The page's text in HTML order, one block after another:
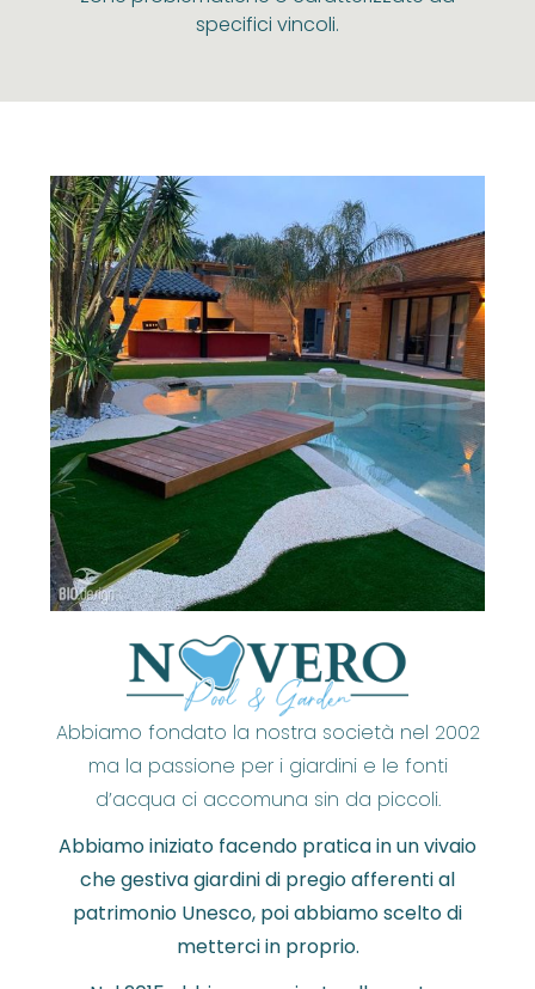
specifici vincoli.
Abbiamo fondato la nostra società nel 2002
ma la passione per i giardini e le fonti
d’acqua ci accomuna sin da piccoli.
Abbiamo iniziato facendo pratica in un vivaio
che gestiva giardini di pregio afferenti al
patrimonio Unesco, poi abbiamo scelto di
metterci in proprio.